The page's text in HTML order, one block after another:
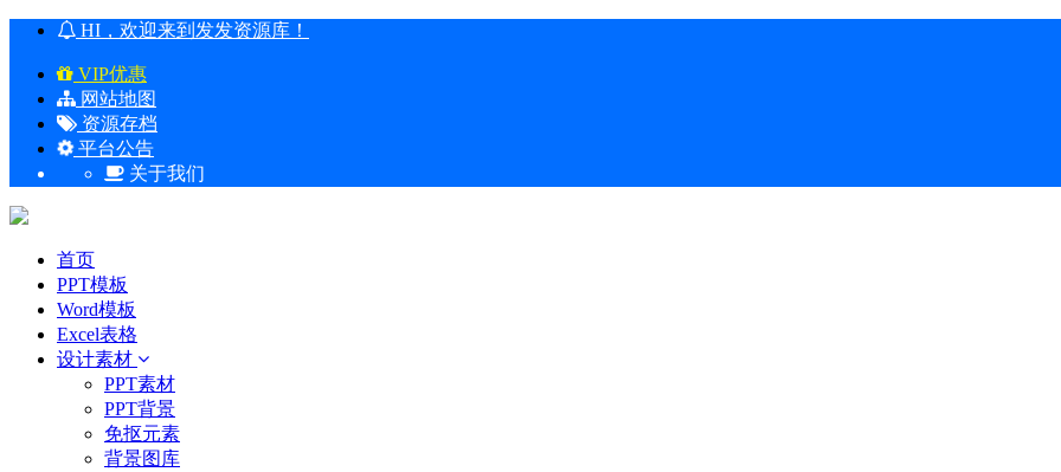
HI，欢迎来到发发资源库！
VIP优惠
网站地图
资源存档
平台公告
关于我们
首页
PPT模板
Word模板
Excel表格
设计素材
PPT素材
PPT背景
免抠元素
背景图库